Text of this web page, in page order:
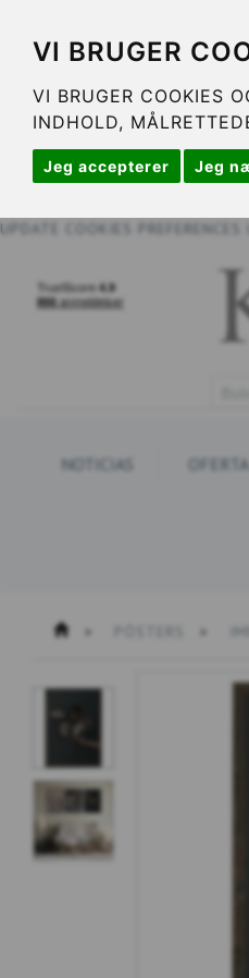
VI BRUGER
VI BRUGER COOKIES
INDHOLD,
Jeg accepterer Jeg
UPDATE COOKIES PREFERENCES
NOTICIAS OFERTA